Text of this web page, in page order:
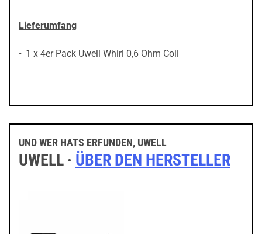
Lieferumfang
1 x 4er Pack Uwell Whirl 0,6 Ohm Coil
UND WER HATS ERFUNDEN, UWELL
UWELL · ÜBER DEN HERSTELLER